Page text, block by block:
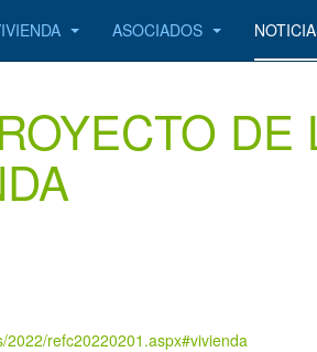
ASOCIADOS
DE
refc20220201.aspx#vivienda